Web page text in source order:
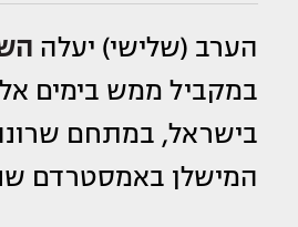
הערב (שלישי) יעלה
במקביל ממש בימים
בישראל, במתחם
המישלן באמסטרדם